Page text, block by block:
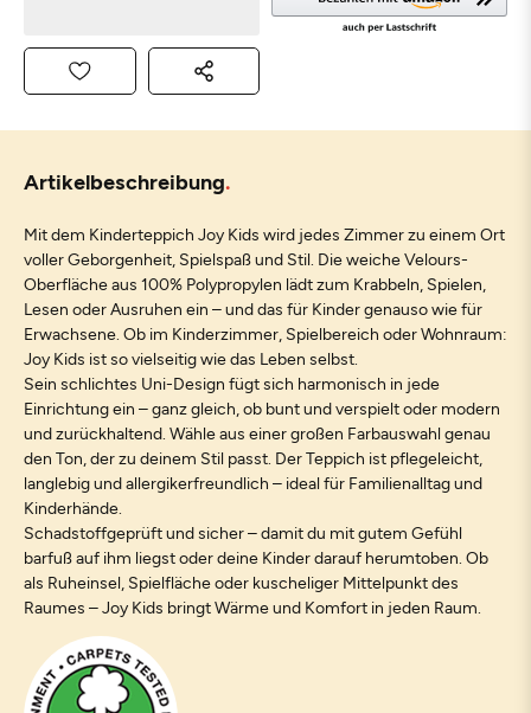
Artikelbeschreibung
Mit dem Kinderteppich Joy Kids wird jedes Zimmer zu einem Ort
voller Geborgenheit, Spielspaß und Stil. Die weiche Velours-
Oberfläche aus 100% Polypropylen lädt zum Krabbeln, Spielen,
Lesen oder Ausruhen ein – und das für Kinder genauso wie für
Erwachsene. Ob im Kinderzimmer, Spielbereich oder Wohnraum:
Joy Kids ist so vielseitig wie das Leben selbst.
Sein schlichtes Uni-Design fügt sich harmonisch in jede
Einrichtung ein – ganz gleich, ob bunt und verspielt oder modern
und zurückhaltend. Wähle aus einer großen Farbauswahl genau
den Ton, der zu deinem Stil passt. Der Teppich ist pflegeleicht,
langlebig und allergikerfreundlich – ideal für Familienalltag und
Kinderhände.
Schadstoffgeprüft und sicher – damit du mit gutem Gefühl
barfuß auf ihm liegst oder deine Kinder darauf herumtoben. Ob
als Ruheinsel, Spielfläche oder kuscheliger Mittelpunkt des
Raumes – Joy Kids bringt Wärme und Komfort in jeden Raum.